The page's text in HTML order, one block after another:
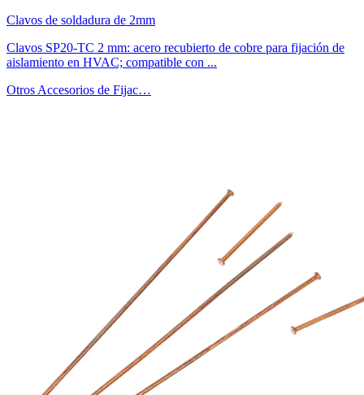
Clavos de soldadura de 2mm
Clavos SP20-TC 2 mm: acero recubierto de cobre para fijación de
aislamiento en HVAC; compatible con ...
Otros Accesorios de Fijac…